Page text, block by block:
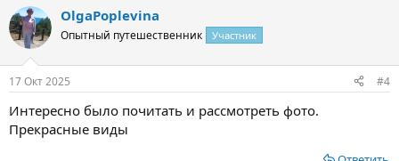
OlgaPoplevina
Опытный путешественник Участник
17 Окт 2025 #4
Интересно было почитать и рассмотреть фото.
Прекрасные виды